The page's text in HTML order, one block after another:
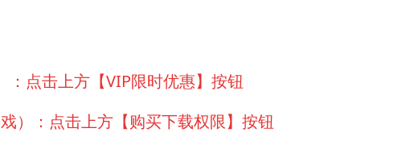
点击上方【VIP限时优惠】按钮
）：点击上方【购买下载权限】按钮